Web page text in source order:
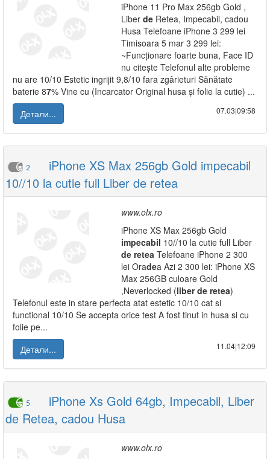
iPhone 11 Pro Max 256gb Gold ,
Liber de Retea, Impecabil, cadou
Husa Telefoane iPhone 3 299 lei
Timisoara 5 mar 3 299 lei:
~Funcționare foarte buna, Face ID
nu citește Telefonul alte probleme
nu are 10/10 Estetic ingrijit 9,8/10 fara zgârieturi Sănătate
baterie 87% Vine cu (Incarcator Original husa și folie la cutie) ...
Детали...
07.03|09:58
2
iPhone XS Max 256gb Gold impecabil
10//10 la cutie full Liber de retea
www.olx.ro
iPhone XS Max 256gb Gold
impecabil 10//10 la cutie full Liber
de retea Telefoane iPhone 2 300
lei Oradea Azi 2 300 lei: iPhone XS
Max 256GB culoare Gold
,Neverlocked (liber de retea)
Telefonul este in stare perfecta atat estetic 10/10 cat si
functional 10/10 Se accepta orice test A fost tinut in husa si cu
folie pe...
Детали...
11.04|12:09
5
iPhone Xs Gold 64gb, Impecabil, Liber
de Retea, cadou Husa
www.olx.ro